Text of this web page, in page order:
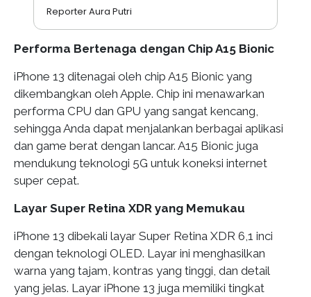
Reporter Aura Putri
Performa Bertenaga dengan Chip A15 Bionic
iPhone 13 ditenagai oleh chip A15 Bionic yang
dikembangkan oleh Apple. Chip ini menawarkan
performa CPU dan GPU yang sangat kencang,
sehingga Anda dapat menjalankan berbagai aplikasi
dan game berat dengan lancar. A15 Bionic juga
mendukung teknologi 5G untuk koneksi internet
super cepat.
Layar Super Retina XDR yang Memukau
iPhone 13 dibekali layar Super Retina XDR 6,1 inci
dengan teknologi OLED. Layar ini menghasilkan
warna yang tajam, kontras yang tinggi, dan detail
yang jelas. Layar iPhone 13 juga memiliki tingkat